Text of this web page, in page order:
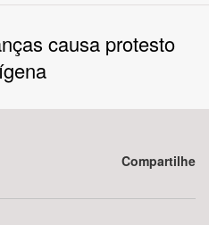
causa protesto
Compartilhe